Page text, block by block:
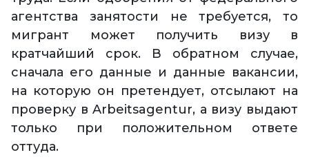
агентства занятости не требуется, то
мигрант может получить визу в
кратчайший срок. В обратном случае,
сначала его данные и данные вакансии,
на которую он претендует, отсылают на
проверку в Arbeitsagentur, а визу выдают
только при положительном ответе
оттуда.